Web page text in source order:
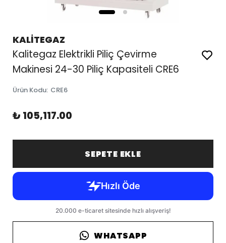
KALİTEGAZ
Kalitegaz Elektrikli Piliç Çevirme
Makinesi 24-30 Piliç Kapasiteli CRE6
Ürün Kodu: CRE6
₺ 105,117.00
SEPETE EKLE
WHATSAPP